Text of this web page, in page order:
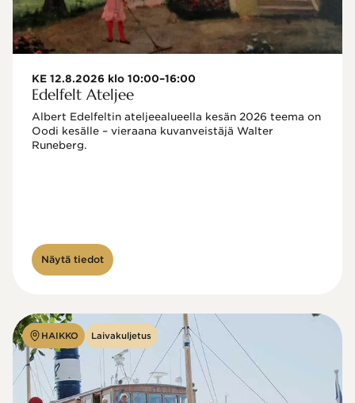
KE 12.8.2026 klo 10:00–16:00
Edelfelt Ateljee
Albert Edelfeltin ateljeealueella kesän 2026 teema on
Oodi kesälle – vieraana kuvanveistäjä Walter
Näytä tiedot
HAIKKO Laivakuljetus